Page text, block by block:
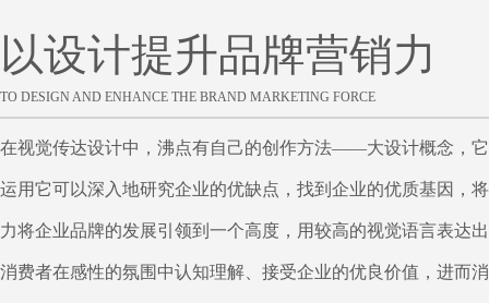
以设计提升品牌营销力
TO DESIGN AND ENHANCE THE BRAND MARKETING FORCE
在视觉传达设计中，沸点有自己的创作方法——大设计概念，
运用它可以深入地研究企业的优缺点，找到企业的优质基因，
力将企业品牌的发展引领到一个高度，用较高的视觉语言表达
消费者在感性的氛围中认知理解、接受企业的优良价值，进而